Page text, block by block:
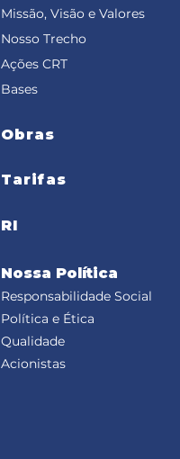
Missão, Visão e Valores
Nosso Trecho
Ações CRT
Bases
Obras
Tarifas
RI
Nossa Política
Responsabilidade Social
Política e Ética
Qualidade
Acionistas